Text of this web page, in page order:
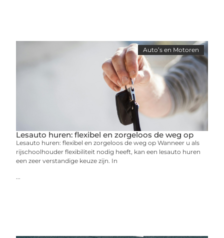
Auto’s en Motoren
Lesauto huren: flexibel en zorgeloos de weg op
Lesauto huren: flexibel en zorgeloos de weg op Wanneer u als
rijschoolhouder flexibiliteit nodig heeft, kan een lesauto huren
een zeer verstandige keuze zijn. In